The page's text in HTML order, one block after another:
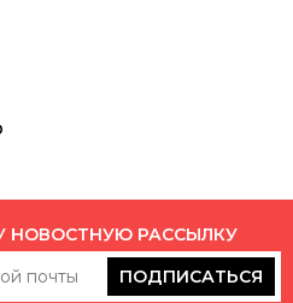
РАССЫЛКУ
ПОДПИСАТЬСЯ